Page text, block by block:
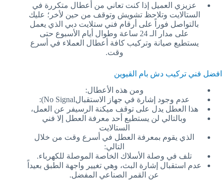
عزيزي العميل إذا كنت تعاني من أعطال متكررة في
الستالايت وتلاحظ تشويش وتوقف من حين لأخر؛ عليك
بالتواصل فوراً على أرقام فني ستلايت دبي الذي يعمل
على مدار الـ 24 ساعة وطوال أيام الأسبوع حتى
يستطيع صيانة وتركيب كافة أعطال العملاء في أسرع
وقت.
افضل فني تركيب دش بام القيوين
ومن هذه الأعطال:
عدم وجود إشارة في جهاز الاستقبالNo Signal):
هذا العطل يدل على توقف ميكنة الرسيفر عن العمل،
وبالتالي لن يستطيع أحد معرفة العطل إلا فني
الستالايت
الذي يقوم بمعرفة العطل في أسرع وقت من خلال
التالي:
تلف في وصلة الأسلاك الخاصة الموصلة للكهرباء.
عدم استقبال إشارة البث، وهي تغيير واجهة الطبق بعيداً
عن القمر الصناعي المفضل.